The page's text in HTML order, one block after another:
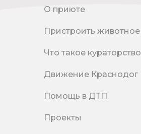
О приюте
Пристроить животное
Что такое кураторство
Движение Краснодог
Помощь в ДТП
Проекты